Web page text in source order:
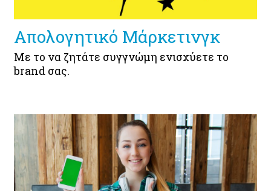
Απολογητικό Μάρκετινγκ
Με το να ζητάτε συγγνώμη ενισχύετε το
brand σας.